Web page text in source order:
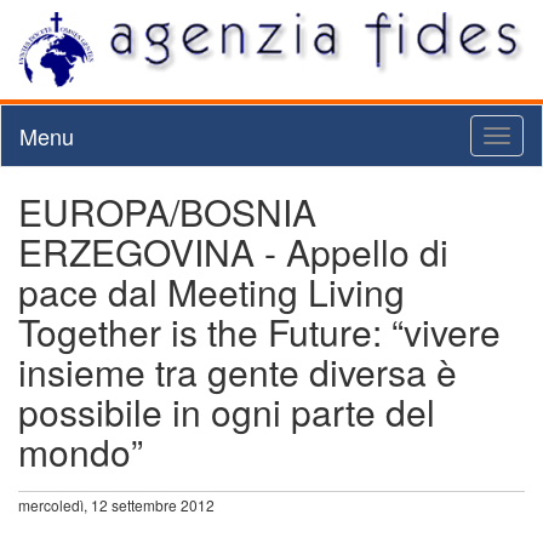
Menu
EUROPA/BOSNIA
ERZEGOVINA - Appello di
pace dal Meeting Living
Together is the Future: “vivere
insieme tra gente diversa è
possibile in ogni parte del
mondo”
mercoledì, 12 settembre 2012